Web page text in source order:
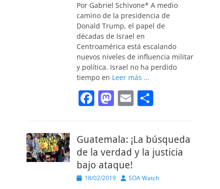
Por Gabriel Schivone* A medio
camino de la presidencia de
Donald Trump, el papel de
décadas de Israel en
Centroamérica está escalando
nuevos niveles de influencia militar
y política. Israel no ha perdido
tiempo en Leer más …
F
e
b
o
M
o
d
o
E
l p
ar
tir
Guatemala: ¡La búsqueda
de la verdad y la justicia
bajo ataque!
Publicado
18/02/2019 AutorSOA Watch